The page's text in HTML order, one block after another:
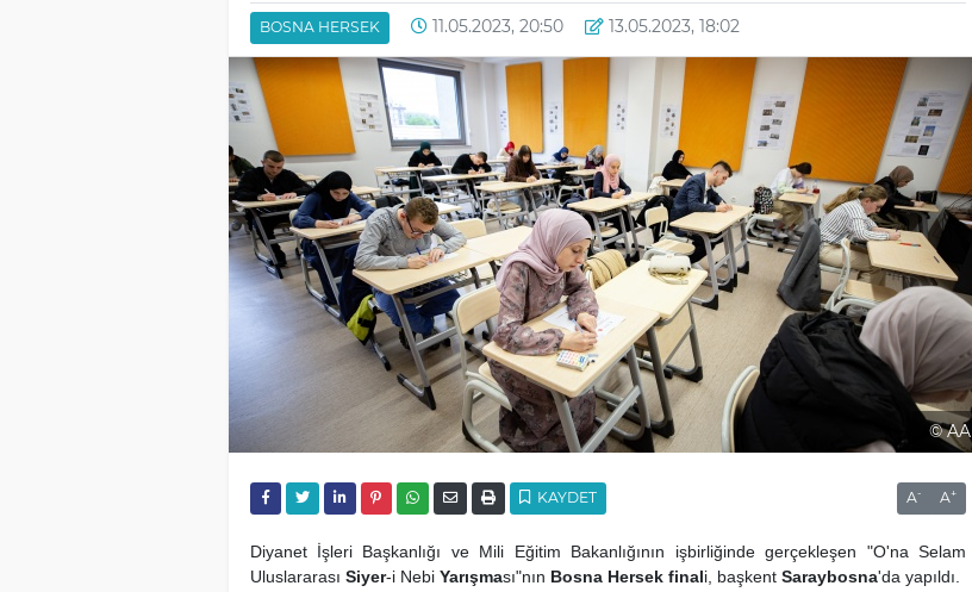
BOSNA HERSEK 11.05.2023, 20:50 13.05.2023, 18:02
© AA
KAYDET A- A+
Diyanet İşleri Başkanlığı ve Mili Eğitim Bakanlığının işbirliğinde gerçekleşen "O'na Selam
Uluslararası Siyer-i Nebi Yarışması"nın Bosna Hersek finali, başkent Saraybosna'da yapıldı.